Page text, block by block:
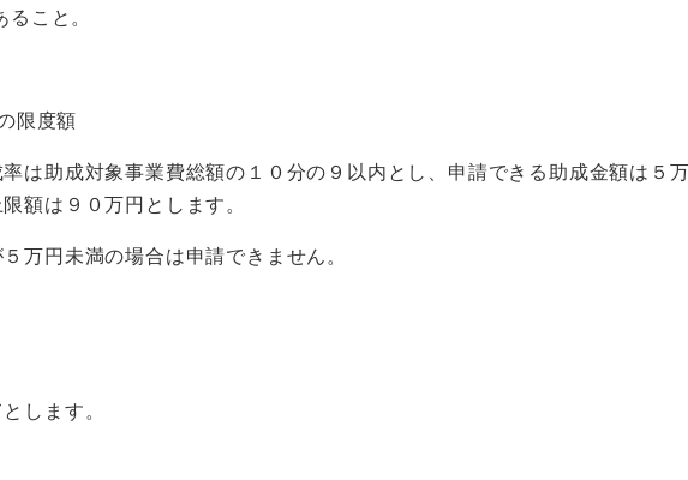
こと。
限度額
は助成対象事業費総額の１０分の９以内とし、申請できる助成金額は５
額は９０万円とします。
万円未満の場合は申請できません。
します。